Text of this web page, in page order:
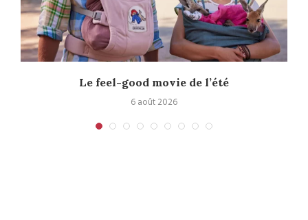
Le feel-good movie de l’été
6 août 2026